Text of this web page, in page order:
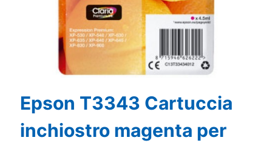
Epson T3343 Cartuccia
inchiostro magenta per